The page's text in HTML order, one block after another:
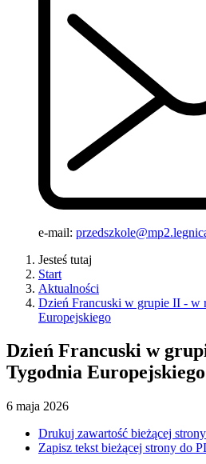
e-mail:
Jesteś tutaj
Start
Aktualności
Dzień Francuski w grupie II - w
Europejskiego
Dzień Francuski w
Tygodnia Europejskiego
6 maja 2026
Drukuj zawartość bieżącej strony
Zapisz tekst bieżącej strony do